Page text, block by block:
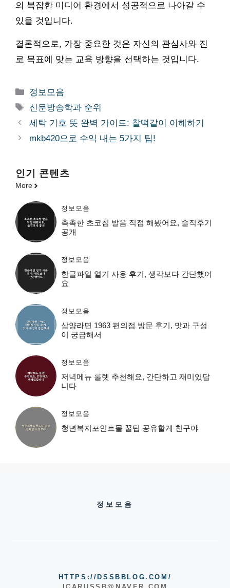
의 복잡한 미디어 환경에서 성공적으로 나아갈 수
있을 것입니다.
결론적으로, 가장 중요한 것은 자신의 관심사와 진
로 목표에 맞는 교육 방향을 선택하는 것입니다.
카
테
리
정보모음
태
그
신문방송학과 순위
세탁 기호 뜻 완벽 가이드: 찰떡같이 이해하기
mkb420으로 수익 내는 5가지 팁!
인기 콘텐츠
More
정보모음
촉촉한 초코칩 발음 직접 해봤어요, 솔직후기
공개
정보모음
한글파일 열기 사용 후기, 생각보다 간단했어
요
정보모음
삼양라면 1963 편의점 방문 후기, 맛과 구성
이 궁금해서
정보모음
저녁메뉴 룰렛 추천해요, 간단하고 재미있답
니다
정보모음
청년복지포인트몰 꿀팁 공유할게 친구야
정보모음
HTTPS://DSSBBLOG.COM/